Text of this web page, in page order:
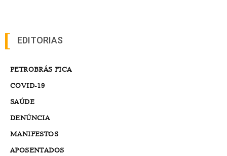
EDITORIAS
PETROBRÁS FICA
COVID-19
SAÚDE
DENÚNCIA
MANIFESTOS
APOSENTADOS